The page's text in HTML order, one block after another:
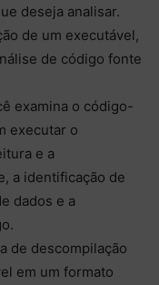
deseja analisar.
de um executável,
de código fonte
examina o código-
executar o
e a
a identificação de
dados e a
de descompilação
em um formato